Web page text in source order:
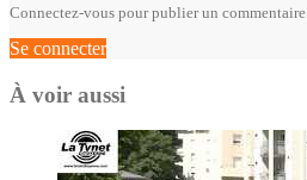
Connectez-vous pour publier un commentaire.
Se connecter
À voir aussi